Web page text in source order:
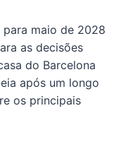
maio de 2028
as decisões
do Barcelona
após um longo
os principais